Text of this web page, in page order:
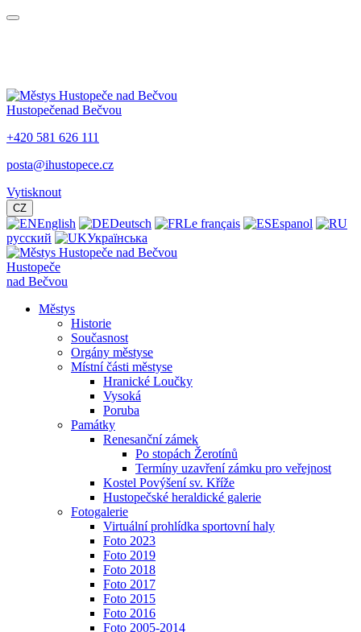
Hustopečenad Bečvou
+420 581 626 111
posta@ihustopece.cz
Vytisknout
CZ
English Deutsch Le français
Espanol
русский
Українська
Hustopeče
nad Bečvou
Městys
Historie
Současnost
Orgány městyse
Místní části městyse
Hranické Loučky
Vysoká
Poruba
Památky
Renesanční zámek
Po stopách Žerotínů
Termíny uzavření zámku pro veřejnost
Kostel Povýšení sv. Kříže
Hustopečské heraldické galerie
Fotogalerie
Virtuální prohlídka sportovní haly
Foto 2023
Foto 2019
Foto 2018
Foto 2017
Foto 2015
Foto 2016
Foto 2005-2014